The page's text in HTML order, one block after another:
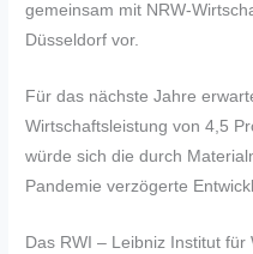
gemeinsam mit NRW-
Düsseldorf vor.
Für das nächste Jahre
Wirtschaftsleistung von 4,5
würde sich die durch
Pandemie verzögerte
Das RWI – Leibniz Institut für